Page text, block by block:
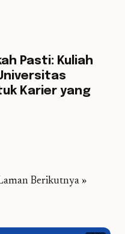
5 min read
Pasti: Kuliah
Karier yang
Berikutnya »